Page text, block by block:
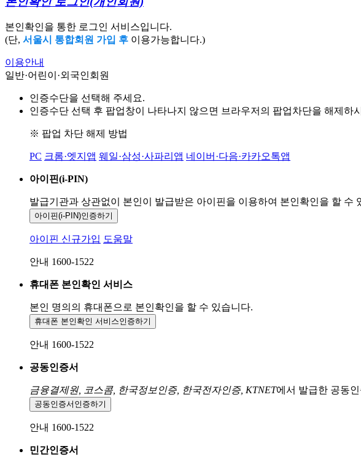
본인확인을 통한 로그인 서비스입니다.
(단, 서울시 통합회원 가입 후 이용가능합니다.)
이용안내
일반·어린이·외국인회원
인증수단을 선택해 주세요.
인증수단 선택 후 팝업창이 나타나지 않으면 브라우저의 팝업차단을 해제하
※ 팝업 차단 해제 방법
PC 크롬·엣지앱 웨일·삼성·사파리앱 네이버·다음·카카오톡앱
아이핀(i-PIN)
발급기관과 상관없이 본인이 발급받은 아이핀을 이용하여 본인확인을 할 수
아이핀(i-PIN)인증하기
아이핀 신규가입 도움말
안내 1600-1522
휴대폰 본인확인 서비스
본인 명의의 휴대폰으로 본인확인을 할 수 있습니다.
휴대폰 본인확인 서비스인증하기
안내 1600-1522
공동인증서
금융결제원, 코스콤, 한국정보인증, 한국전자인증, KTNET에서 발급한 공동
공동인증서 인증하기
안내 1600-1522
민간인증서